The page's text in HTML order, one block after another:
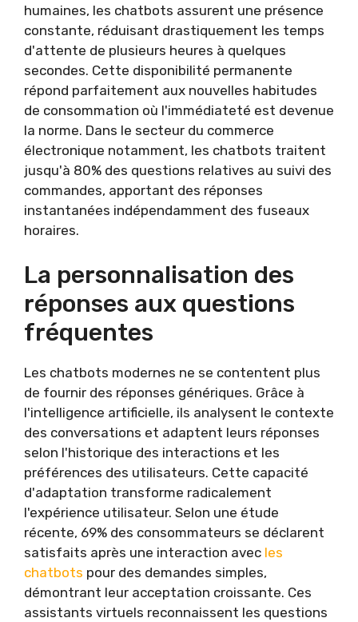
humaines, les chatbots assurent une présence
constante, réduisant drastiquement les temps
d'attente de plusieurs heures à quelques
secondes. Cette disponibilité permanente
répond parfaitement aux nouvelles habitudes
de consommation où l'immédiateté est devenue
la norme. Dans le secteur du commerce
électronique notamment, les chatbots traitent
jusqu'à 80% des questions relatives au suivi des
commandes, apportant des réponses
instantanées indépendamment des fuseaux
horaires.
La personnalisation des
réponses aux questions
fréquentes
Les chatbots modernes ne se contentent plus
de fournir des réponses génériques. Grâce à
l'intelligence artificielle, ils analysent le contexte
des conversations et adaptent leurs réponses
selon l'historique des interactions et les
préférences des utilisateurs. Cette capacité
d'adaptation transforme radicalement
l'expérience utilisateur. Selon une étude
récente, 69% des consommateurs se déclarent
satisfaits après une interaction avec les
chatbots pour des demandes simples,
démontrant leur acceptation croissante. Ces
assistants virtuels reconnaissent les questions